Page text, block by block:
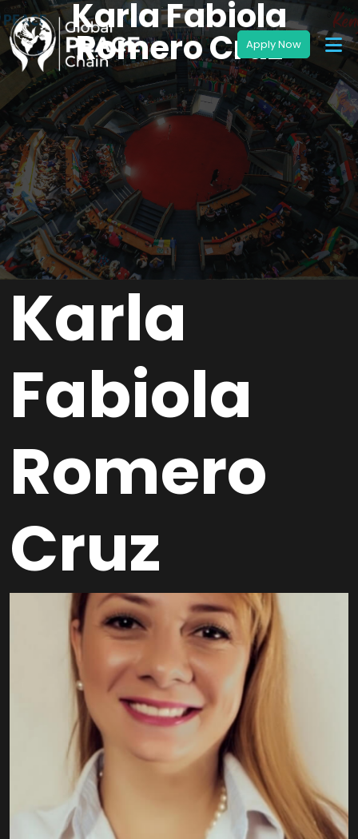
Karla Fabiola
Romero Cruz
Karla
Fabiola
Romero
Cruz